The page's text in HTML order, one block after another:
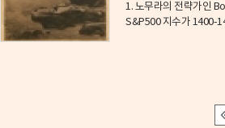
1. 노무라의 전략가인
S&P500 지수가 1400-